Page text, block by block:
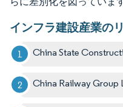
インフラ建設産業の
China State
China Railway Group